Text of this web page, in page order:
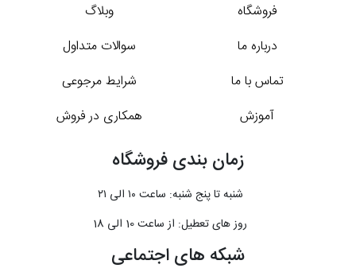
فروشگاه
وبلاگ
درباره ما
سوالات متداول
تماس با ما
شرایط مرجوعی
آموزش
همکاری در فروش
زمان بندی فروشگاه
شنبه تا پنج شنبه: ساعت ۱۰ الی ۲۱
روز های تعطیل: از ساعت 10 الی 18
شبکه های اجتماعی